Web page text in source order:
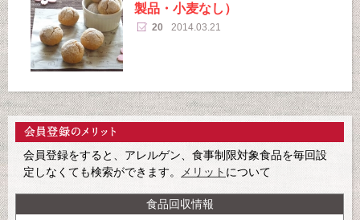
製品・小麦なし）
20 2014.03.21
会員登録をすると、アレルゲン、食事制限対象食品を毎回設
定しなくても検索ができます。
メリット について
食品回収情報